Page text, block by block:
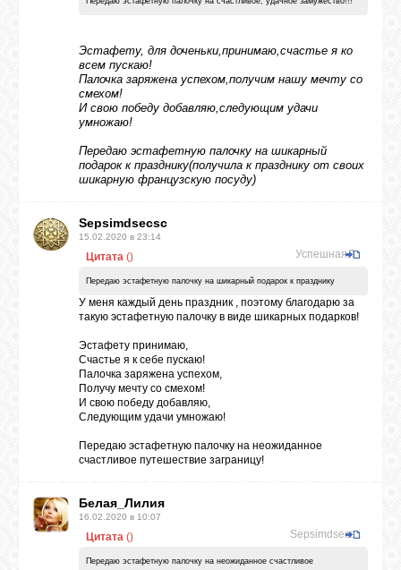
Эстафету, для доченьки,принимаю,счастье я ко
всем пускаю!
Палочка заряжена успехом,получим нашу мечту со
смехом!
И свою победу добавляю,следующим удачи
умножаю!
Передаю эстафетную палочку на шикарный
подарок к празднику(получила к празднику от своих
шикарную французскую посуду)
Sepsimdsecsc
15.02.2020 в 23:14
Цитата УспешнаяЛи
()
Передаю эстафетную палочку на шикарный подарок к празднику
У меня каждый день праздник , поэтому благодарю за
такую эстафетную палочку в виде шикарных подарков!
Эстафету принимаю,
Счастье я к себе пускаю!
Палочка заряжена успехом,
Получу мечту со смехом!
И свою победу добавляю,
Следующим удачи умножаю!
Передаю эстафетную палочку на неожиданное
счастливое путешествие заграницу!
Белая_Лилия
16.02.2020 в 10:07
Цитата Sepsimdsecsc
()
Передаю эстафетную палочку на неожиданное счастливое